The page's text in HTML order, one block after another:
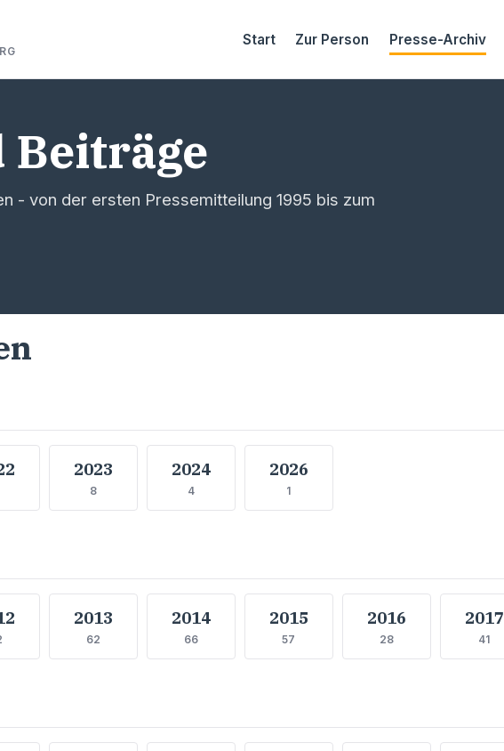
Start Zur Person Presse-Archiv
Beiträge
- von der ersten Pressemitteilung 1995 bis zum
2023
8
2024
4
2026
1
2013
62
2014
66
2015
57
2016
28
2017
41